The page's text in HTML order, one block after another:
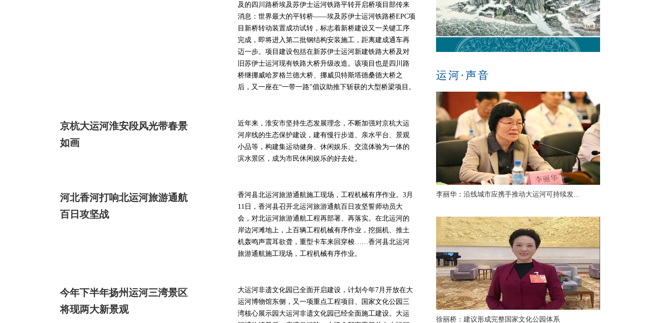
及的四川路桥埃及苏伊士运河铁路平转开启桥项目部传来
消息：世界最大的平转桥——埃及苏伊士运河铁路桥EPC项
目新桥转动装置成功试转，标志着新桥建设又一关键工序
完成，即将进入第二批钢结构安装施工，距离建成通车再
迈一步。项目建设包括在新苏伊士运河新建铁路大桥及对
旧苏伊士运河现有铁路大桥升级改造。该项目也是四川路
桥继挪威哈罗格兰德大桥、挪威贝特斯塔德桑德大桥之
后，又一座在“一带一路”倡议助推下斩获的大型桥梁项目。
京杭大运河淮安段风光带春景
如画
近年来，淮安市坚持生态发展理念，不断加强对京杭大运
河岸线的生态保护建设，建有慢行步道、亲水平台、景观
小品等，构建集运动健身、休闲娱乐、交流体验为一体的
滨水景区，成为市民休闲娱乐的好去处。
河北香河打响北运河旅游通航
百日攻坚战
香河县北运河旅游通航施工现场，工程机械有序作业。3月
11日，香河县召开北运河旅游通航百日攻坚誓师动员大
会，对北运河旅游通航工程再部署、再落实。在北运河的
岸边河滩地上，上百辆工程机械有序作业，挖掘机、推土
机轰鸣声震耳欲聋，重型卡车来回穿梭……香河县北运河
旅游通航施工现场，工程机械有序作业。
今年下半年扬州运河三湾景区
将现两大新景观
大运河非遗文化园已全面开启建设，计划今年7月开放在大
运河博物馆东侧，又一项重点工程项目、国家文化公园三
湾核心展示园大运河非遗文化园已经全面施工建设。大运
运河·声音
李丽华：沿线城市应携手推动大运河可持续发...
徐丽桥：建议形成完整国家文化公园体系